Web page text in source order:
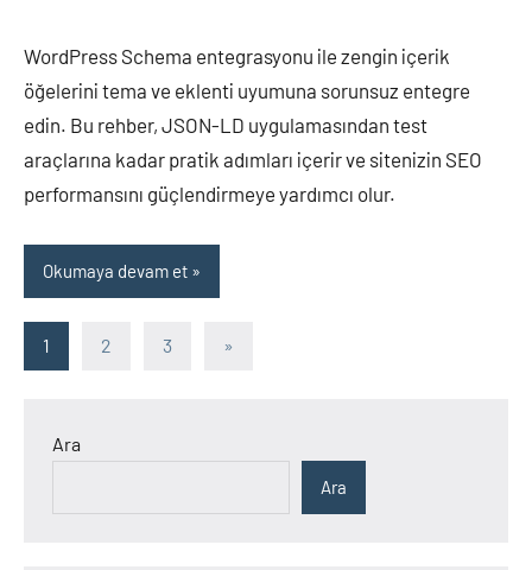
WordPress Schema entegrasyonu ile zengin içerik
öğelerini tema ve eklenti uyumuna sorunsuz entegre
edin. Bu rehber, JSON-LD uygulamasından test
araçlarına kadar pratik adımları içerir ve sitenizin SEO
performansını güçlendirmeye yardımcı olur.
Okumaya devam et
Yazı
1 2 3
Sonraki
»
Ara
Ara